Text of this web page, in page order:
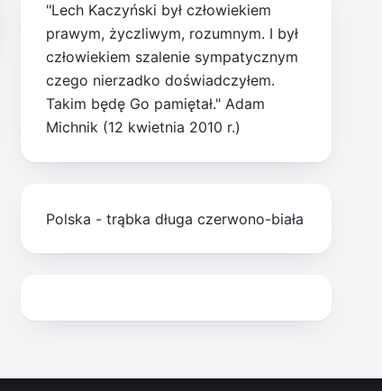
"Lech Kaczyński był człowiekiem
prawym, życzliwym, rozumnym. I był
człowiekiem szalenie sympatycznym
czego nierzadko doświadczyłem.
Takim będę Go pamiętał." Adam
Michnik (12 kwietnia 2010 r.)
Polska - trąbka długa czerwono-biała